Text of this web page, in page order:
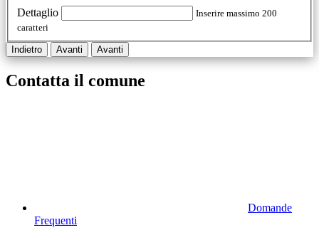
Dettaglio
Inserire massimo 200
caratteri
Indietro Avanti Avanti
Contatta il comune
Domande
Frequenti